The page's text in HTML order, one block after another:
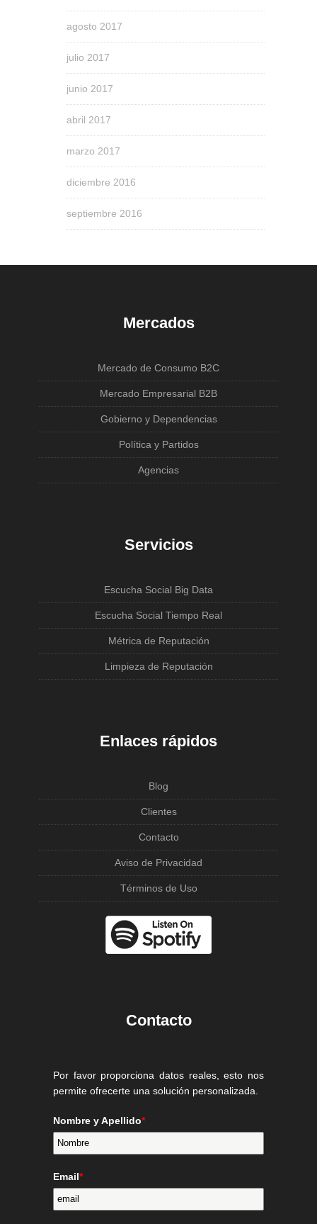
agosto 2017
julio 2017
junio 2017
abril 2017
marzo 2017
diciembre 2016
septiembre 2016
Mercados
Mercado de Consumo B2C
Mercado Empresarial B2B
Gobierno y Dependencias
Política y Partidos
Agencias
Servicios
Escucha Social Big Data
Escucha Social Tiempo Real
Métrica de Reputación
Limpieza de Reputación
Enlaces rápidos
Blog
Clientes
Contacto
Aviso de Privacidad
Términos de Uso
Contacto
Por favor proporciona datos reales, esto nos
permite ofrecerte una solución personalizada.
Nombre y Apellido*
Email*